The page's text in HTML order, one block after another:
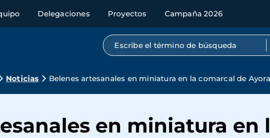
Delegaciones Proyectos Campaña 2026
Búsqueda por texto completo
Noticias Belenes artesanales en miniatura en la comarcal de Ayora
en miniatura en